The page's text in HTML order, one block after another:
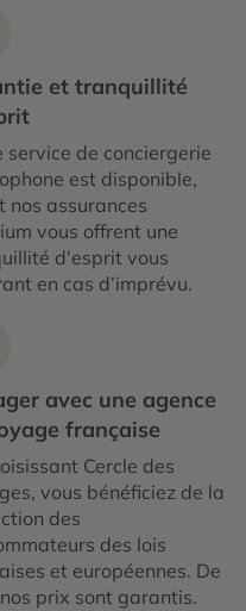
et tranquillité
service de conciergerie
est disponible,
nos assurances
vous offrent une
d'esprit vous
en cas d’imprévu.
avec une agence
française
Cercle des
vous bénéficiez de la
des
des lois
et européennes. De
prix sont garantis.